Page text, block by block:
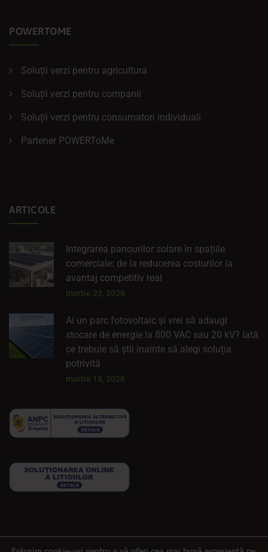
POWERTOME
Soluții verzi pentru agricultura
Soluții verzi pentru companii
Soluții verzi pentru consumatori individuali
Partener POWERToMe
ARTICOLE
Integrarea panourilor solare în spațiile
comerciale: de la reducerea costurilor la
avantaj competitiv real
martie 23, 2026
Ai un parc fotovoltaic și vrei să adaugi
stocare de energie la 800 VAC sau 20 kV? Iată
ce trebuie să știi înainte să alegi soluția
potrivită
martie 18, 2026